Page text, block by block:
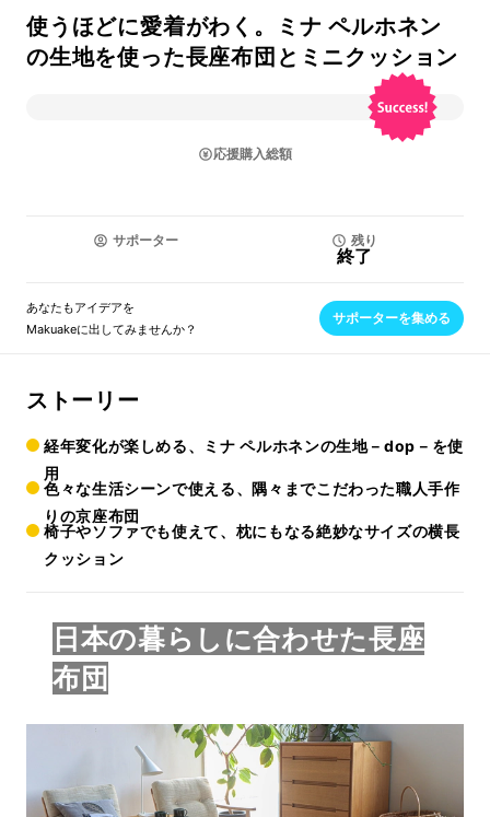
使うほどに愛着がわく。ミナ ペルホネン
の生地を使った長座布団とミニクッション
応援購入総額
サポーター 残り
終了
あなたもアイデアを
Makuakeに出してみませんか？
サポーターを集める
ストーリー
経年変化が楽しめる、ミナ ペルホネンの生地－dop－を使
用
色々な生活シーンで使える、隅々までこだわった職人手作
りの京座布団
椅子やソファでも使えて、枕にもなる絶妙なサイズの横長
クッション
日本の暮らしに合わせた長座
布団